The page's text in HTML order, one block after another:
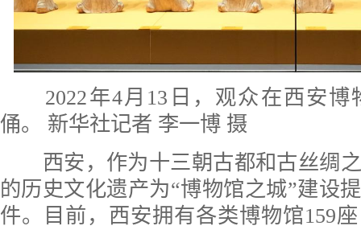
2022年4月13日，观众在西安
俑。 新华社记者 李一博 摄
西安，作为十三朝古都和古丝绸之
的历史文化遗产为“博物馆之城”建设
件。目前，西安拥有各类博物馆159